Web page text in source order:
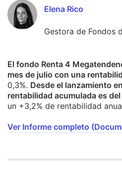
Elena Rico
Gestora de Fondos
El fondo Renta 4
mes de julio con una
0,3%. Desde el lanzamiento
rentabilidad acumulada es
un +3,2% de rentabilidad
Ver Informe completo